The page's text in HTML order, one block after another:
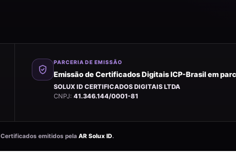
PARCERIA DE EMISSÃO
Emissão de Certificados Digitais ICP-Brasil em
SOLUX ID CERTIFICADOS DIGITAIS LTDA
CNPJ: 41.346.144/0001-81
Certificados emitidos pela AR Solux ID.